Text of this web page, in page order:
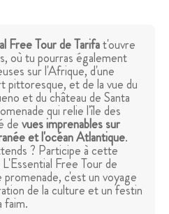
Free Tour de Tarifat'ouvre
où tu pourras également
sur l'Afrique, d'une
pittoresque, et de la vue du
et du château de Santa
qui relie l'île des
devues imprenables sur
et l'océan Atlantique.
? Participe à cette
Free Tour de
promenade, c'est un voyage
de la culture et un festin
faim.